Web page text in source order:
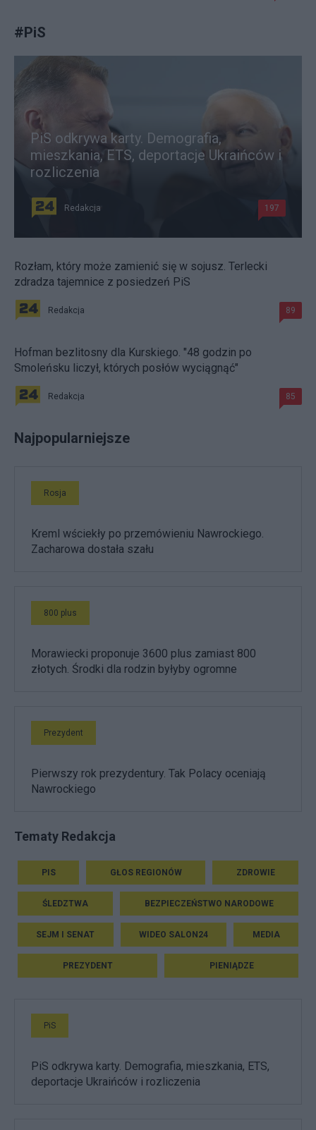
#PiS
PiS odkrywa karty. Demografia,
mieszkania, ETS, deportacje Ukraińców i
rozliczenia
Redakcja 197
Rozłam, który może zamienić się w sojusz. Terlecki
zdradza tajemnice z posiedzeń PiS
Redakcja 89
Hofman bezlitosny dla Kurskiego. "48 godzin po
Smoleńsku liczył, których posłów wyciągnąć"
Redakcja 85
Najpopularniejsze
Rosja
Kreml wściekły po przemówieniu Nawrockiego.
Zacharowa dostała szału
800 plus
Morawiecki proponuje 3600 plus zamiast 800
złotych. Środki dla rodzin byłyby ogromne
Prezydent
Pierwszy rok prezydentury. Tak Polacy oceniają
Nawrockiego
Tematy Redakcja
PIS GŁOS REGIONÓW ZDROWIE
ŚLEDZTWA BEZPIECZEŃSTWO NARODOWE
SEJM I SENAT WIDEO SALON24 MEDIA
PREZYDENT PIENIĄDZE
PiS
PiS odkrywa karty. Demografia, mieszkania, ETS,
deportacje Ukraińców i rozliczenia